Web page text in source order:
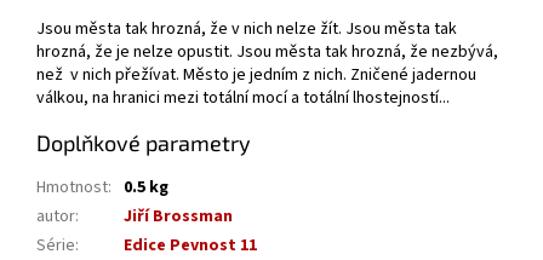
Jsou města tak hrozná, že v nich nelze žít. Jsou města tak
hrozná, že je nelze opustit. Jsou města tak hrozná, že nezbývá,
než v nich přežívat. Město je jedním z nich. Zničené jadernou
válkou, na hranici mezi totální mocí a totální lhostejností...
Doplňkové parametry
Hmotnost: 0.5 kg
autor:
Jiří Brossman
Série:
Edice Pevnost 11